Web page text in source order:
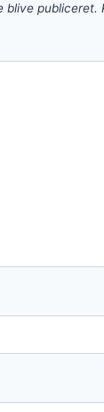
blive publiceret.